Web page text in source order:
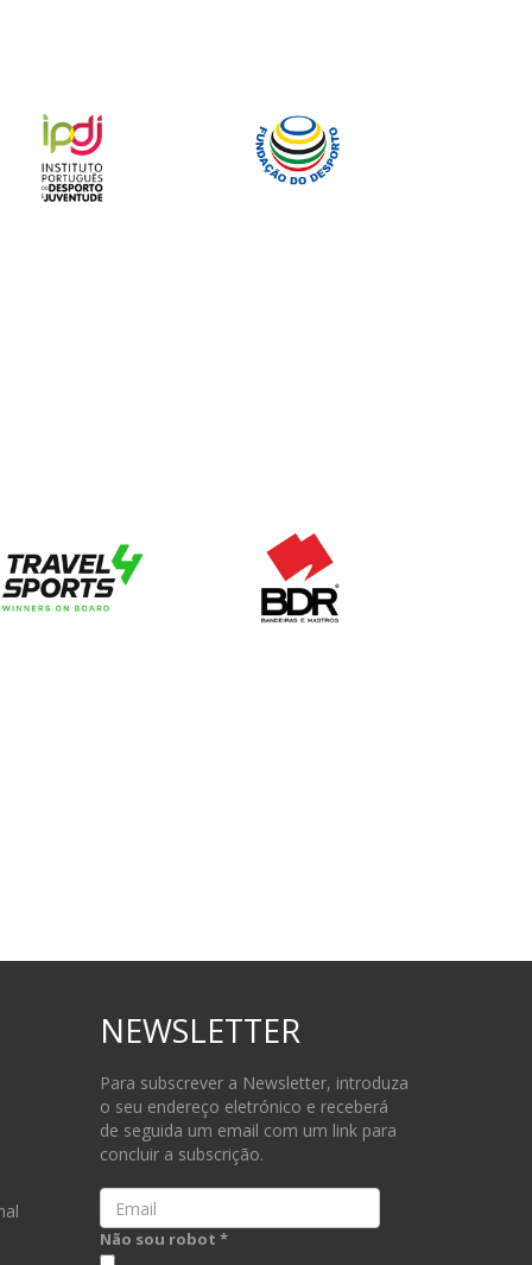
NEWSLETTER
Para subscrever a Newsletter, introduza
o seu endereço eletrónico e receberá
de seguida um email com um link para
concluir a subscrição.
Email
Não sou robot *